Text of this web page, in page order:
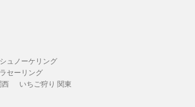
ュノーケリング
セーリング
西
いちご狩り 関東